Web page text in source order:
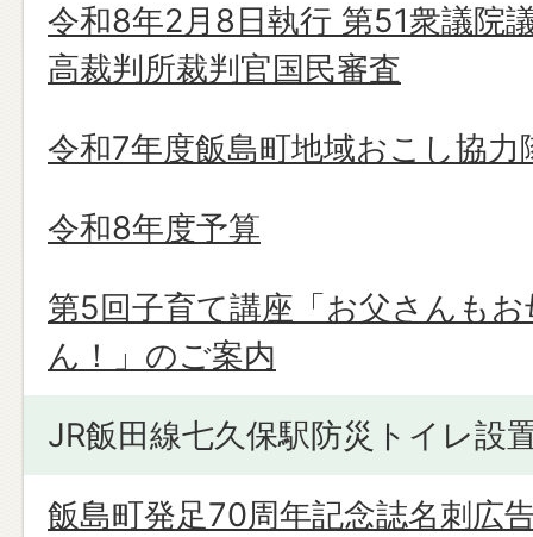
令和8年2月8日執行 第51衆議院
高裁判所裁判官国民審査
令和7年度飯島町地域おこし協力
令和8年度予算
第5回子育て講座「お父さんも
ん！」のご案内
JR飯田線七久保駅防災トイレ設
飯島町発足70周年記念誌名刺広